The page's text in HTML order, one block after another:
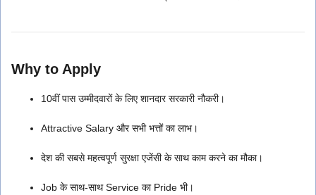
Why to Apply
10वीं पास उम्मीदवारों के लिए शानदार सरकारी नौकरी।
Attractive Salary और सभी भत्तों का लाभ।
देश की सबसे महत्वपूर्ण सुरक्षा एजेंसी के साथ काम करने का मौका।
Job के साथ-साथ Service का Pride भी।